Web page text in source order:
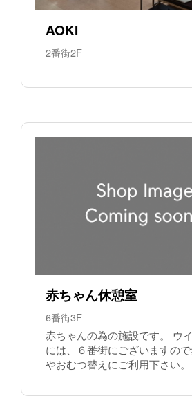
AOKI
2番街2F
赤ちゃん休憩室
6番街3F
赤ちゃんの為の施設です。 ウ
には、６番街にございますの
やおむつ替えにご利用下さい。